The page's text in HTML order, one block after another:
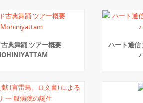
典舞踊 ツアー概要
ハート通信